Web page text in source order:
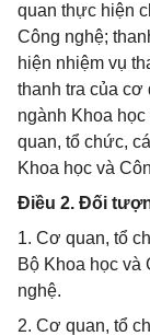
quan thực hiện
Công nghệ;
hiện nhiệm vụ
thanh tra của cơ
ngành Khoa
quan, tổ chức,
Khoa học và
Điều 2. Đối
1. Cơ quan, tổ
Bộ Khoa học và
nghệ.
2. Cơ quan, tổ